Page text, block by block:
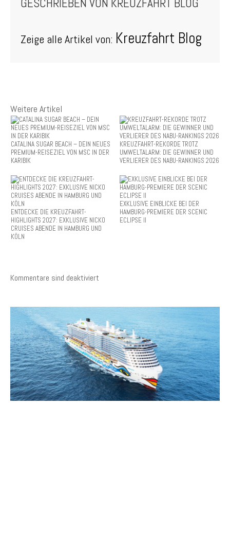
GESCHRIEBEN VON KREUZFAHRT BLOG
Zeige alle Artikel von: Kreuzfahrt Blog
Weitere Artikel
CATALINA SUGAR BEACH – DEIN NEUES
PREMIUM-REISEZIEL VON MSC IN DER
KARIBIK
KREUZFAHRT-REKORDE TROTZ
UMWELTALARM: DIE GEWINNER UND
VERLIERER DES NABU-RANKINGS 2026
ENTDECKE DIE KREUZFAHRT-
HIGHLIGHTS 2027: EXKLUSIVE NICKO
CRUISES ABENDE IN HAMBURG UND
KÖLN
EXKLUSIVE EINBLICKE BEI DER
HAMBURG-PREMIERE DER SCENIC
ECLIPSE II
Kommentare sind deaktiviert